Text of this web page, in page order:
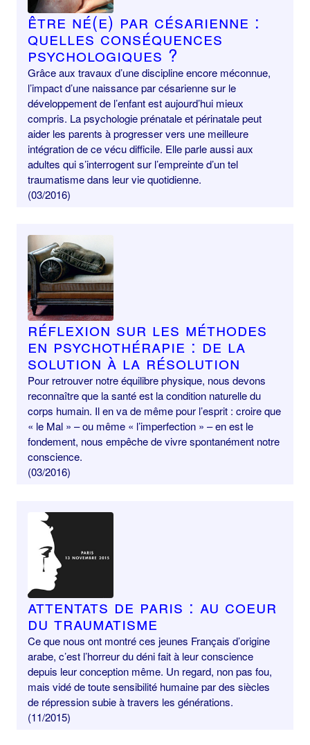
Être né(e) par césarienne :
quelles conséquences
psychologiques ?
Grâce aux travaux d’une discipline encore méconnue,
l’impact d’une naissance par césarienne sur le
développement de l’enfant est aujourd’hui mieux
compris. La psychologie prénatale et périnatale peut
aider les parents à progresser vers une meilleure
intégration de ce vécu difficile. Elle parle aussi aux
adultes qui s’interrogent sur l’empreinte d’un tel
traumatisme dans leur vie quotidienne.
(03/2016)
Réflexion sur les méthodes
en psychothérapie : de la
solution à la résolution
Pour retrouver notre équilibre physique, nous devons
reconnaître que la santé est la condition naturelle du
corps humain. Il en va de même pour l’esprit : croire que
« le Mal » – ou même « l’imperfection » – en est le
fondement, nous empêche de vivre spontanément notre
conscience.
(03/2016)
Attentats de Paris : au coeur
du traumatisme
Ce que nous ont montré ces jeunes Français d’origine
arabe, c’est l’horreur du déni fait à leur conscience
depuis leur conception même. Un regard, non pas fou,
mais vidé de toute sensibilité humaine par des siècles
de répression subie à travers les générations.
(11/2015)